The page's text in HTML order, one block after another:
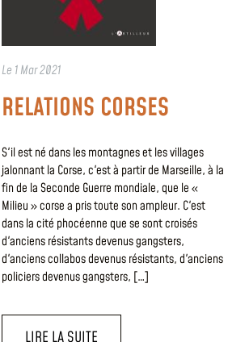
Le 1 Mar 2021
RELATIONS CORSES
S'il est né dans les montagnes et les villages
jalonnant la Corse, c'est à partir de Marseille, à la
fin de la Seconde Guerre mondiale, que le «
Milieu » corse a pris toute son ampleur. C'est
dans la cité phocéenne que se sont croisés
d'anciens résistants devenus gangsters,
d'anciens collabos devenus résistants, d'anciens
policiers devenus gangsters, […]
LIRE LA SUITE